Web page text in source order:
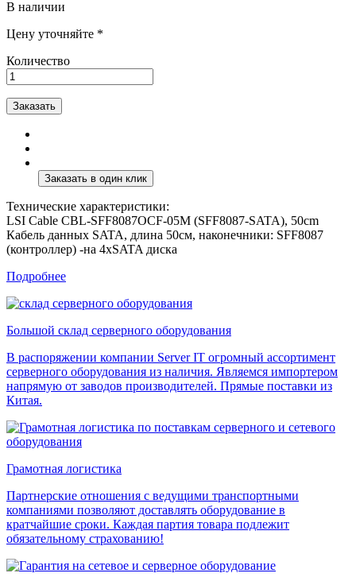
В наличии
Цену уточняйте *
Количество
Заказать
Технические характеристики:
LSI Cable CBL-SFF8087OCF-05M (SFF8087-SATA), 50cm
Кабель данных SATA, длина 50см, наконечники: SFF8087
(контроллер) -на 4xSATA диска
Подробнее
Большой склад серверного оборудования
В распоряжении компании Server IT огромный ассортимент
серверного оборудования из наличия. Являемся импортером
напрямую от заводов производителей. Прямые поставки из
Китая.
Грамотная логистика
Партнерские отношения с ведущими транспортными
компаниями позволяют доставлять оборудование в
кратчайшие сроки. Каждая партия товара подлежит
обязательному страхованию!